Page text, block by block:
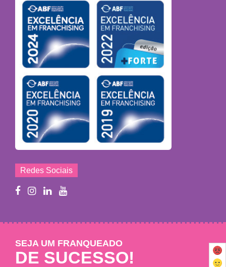
Redes Sociais
SEJA UM FRANQUEADO
DE SUCESSO!